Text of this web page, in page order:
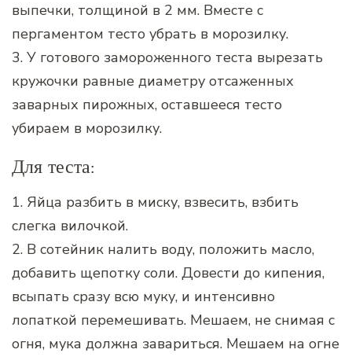
выпечки, толщиной в 2 мм. Вместе с
пергаментом тесто убрать в морозилку.
3. У готового замороженного теста вырезать
кружочки равные диаметру отсаженных
заварных пирожных, оставшееся тесто
убираем в морозилку.
Для теста:
1. Яйца разбить в миску, взвесить, взбить
слегка вилочкой.
2. В сотейник налить воду, положить масло,
добавить щепотку соли. Довести до кипения,
всыпать сразу всю муку, и интенсивно
лопаткой перемешивать. Мешаем, не снимая с
огня, мука должна завариться. Мешаем на огне